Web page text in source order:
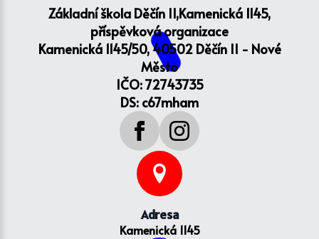
Základní škola Děčín II,Kamenická 1145,
příspěvková organizace
Kamenická 1145/50, 40502 Děčín II - Nové
Město
IČO: 72743735
DS: c67mham
Adresa
Kamenická 1145